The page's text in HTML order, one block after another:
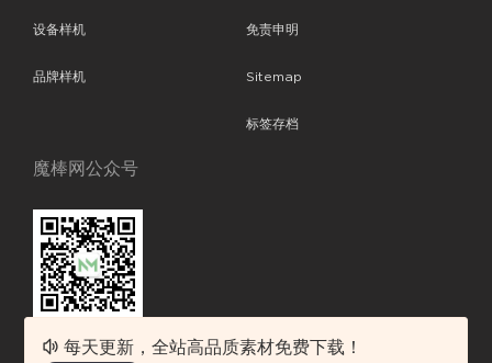
设备样机
品牌样机
免责申明
Sitemap
标签存档
魔棒网公众号
每天更新，全站高品质素材免费下载！